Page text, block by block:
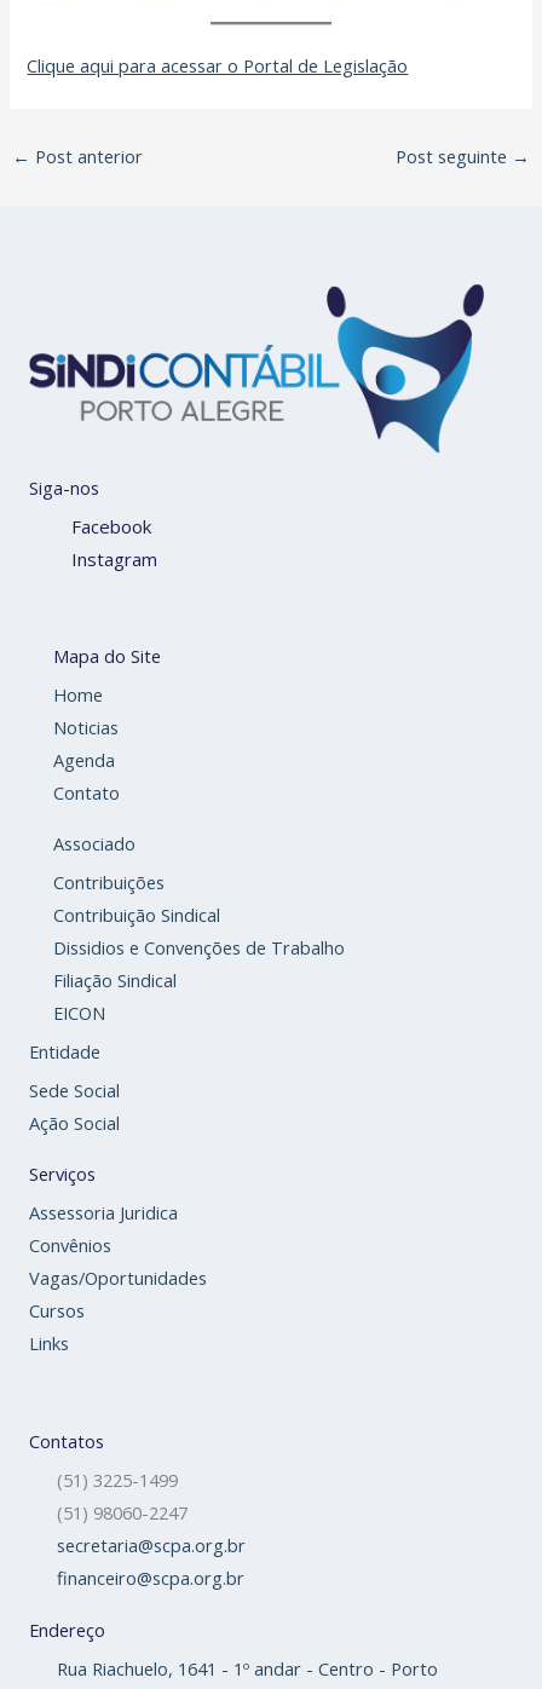
Clique aqui para acessar o Portal de Legislação
← Post anterior Post seguinte →
Siga-nos
Facebook
Instagram
Mapa do Site
Home
Noticias
Agenda
Contato
Associado
Contribuições
Contribuição Sindical
Dissidios e Convenções de Trabalho
Filiação Sindical
EICON
Entidade
Sede Social
Ação Social
Serviços
Assessoria Juridica
Convênios
Vagas/Oportunidades
Cursos
Links
Contatos
(51) 3225-1499
(51) 98060-2247
secretaria@scpa.org.br
financeiro@scpa.org.br
Endereço
Rua Riachuelo, 1641 - 1º andar - Centro - Porto